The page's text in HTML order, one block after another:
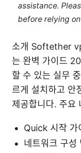
assistance.
before relying
소개 Softether
는 완벽 가이드
할 수 있는 실무
르게 설치하고 안
제공합니다. 주요
Quick 시작 가
네트워크 구성